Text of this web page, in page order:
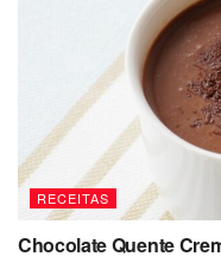
RECEITAS
Chocolate Quente